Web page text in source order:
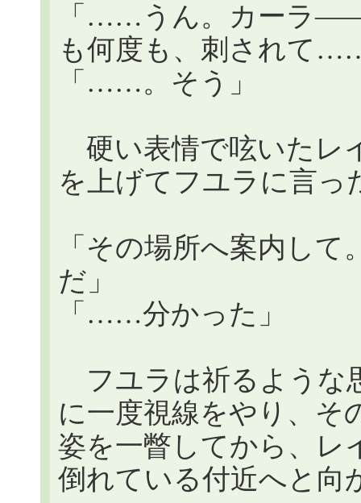
「……うん。カーラ
も何度も、刺されて
「……。そう」
硬い表情で呟いたレ
を上げてフユラに言っ
「その場所へ案内し
だ」
「……分かった」
フユラは祈るような
に一度視線をやり、そ
姿を一瞥してから、レ
倒れている付近へと向